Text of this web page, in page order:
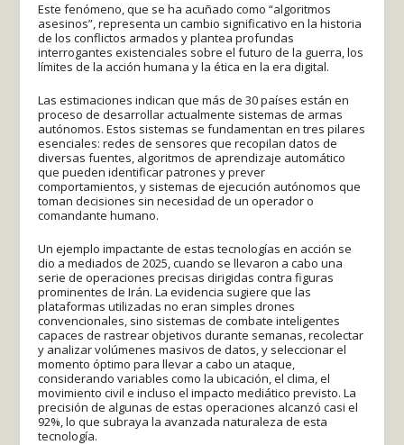
Este fenómeno, que se ha acuñado como “algoritmos
asesinos”, representa un cambio significativo en la historia
de los conflictos armados y plantea profundas
interrogantes existenciales sobre el futuro de la guerra, los
límites de la acción humana y la ética en la era digital.
Las estimaciones indican que más de 30 países están en
proceso de desarrollar actualmente sistemas de armas
autónomos. Estos sistemas se fundamentan en tres pilares
esenciales: redes de sensores que recopilan datos de
diversas fuentes, algoritmos de aprendizaje automático
que pueden identificar patrones y prever
comportamientos, y sistemas de ejecución autónomos que
toman decisiones sin necesidad de un operador o
comandante humano.
Un ejemplo impactante de estas tecnologías en acción se
dio a mediados de 2025, cuando se llevaron a cabo una
serie de operaciones precisas dirigidas contra figuras
prominentes de Irán. La evidencia sugiere que las
plataformas utilizadas no eran simples drones
convencionales, sino sistemas de combate inteligentes
capaces de rastrear objetivos durante semanas, recolectar
y analizar volúmenes masivos de datos, y seleccionar el
momento óptimo para llevar a cabo un ataque,
considerando variables como la ubicación, el clima, el
movimiento civil e incluso el impacto mediático previsto. La
precisión de algunas de estas operaciones alcanzó casi el
92%, lo que subraya la avanzada naturaleza de esta
tecnología.